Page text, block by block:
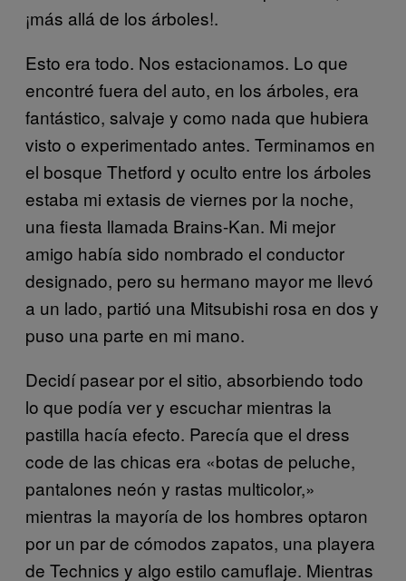
¡más allá de los árboles!.
Esto era todo. Nos estacionamos. Lo que
encontré fuera del auto, en los árboles, era
fantástico, salvaje y como nada que hubiera
visto o experimentado antes. Terminamos en
el bosque Thetford y oculto entre los árboles
estaba mi extasis de viernes por la noche,
una fiesta llamada Brains-Kan. Mi mejor
amigo había sido nombrado el conductor
designado, pero su hermano mayor me llevó
a un lado, partió una Mitsubishi rosa en dos y
puso una parte en mi mano.
Decidí pasear por el sitio, absorbiendo todo
lo que podía ver y escuchar mientras la
pastilla hacía efecto. Parecía que el dress
code de las chicas era «botas de peluche,
pantalones neón y rastas multicolor,»
mientras la mayoría de los hombres optaron
por un par de cómodos zapatos, una playera
de Technics y algo estilo camuflaje. Mientras